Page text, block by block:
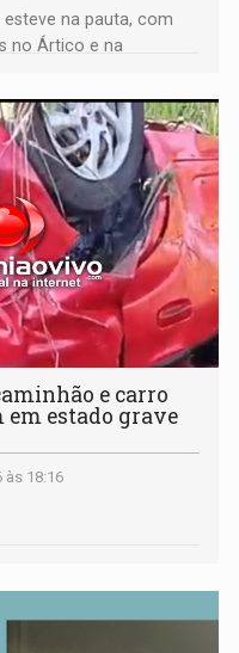
na pauta, com
no Ártico e na
e carro
estado grave
às 18:16